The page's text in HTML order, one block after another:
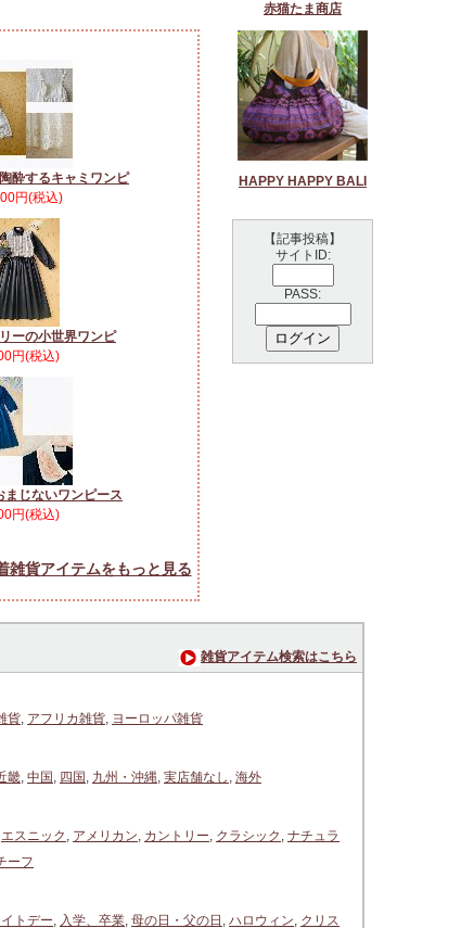
酔するキャミワンピ
円(税込)
ーの小世界ワンピ
円(税込)
まじないワンピース
円(税込)
雑貨アイテムをもっと見る
赤猫たま商店
HAPPY HAPPY BALI
【記事投稿】
サイトID:
PASS:
雑貨アイテム検索はこちら
貨, アフリカ雑貨, ヨーロッパ雑貨
畿, 中国 , 四国 , 九州・沖縄, 実店舗なし , 海外
エスニック , アメリカン, カントリー, クラシック , ナチュラ
ーフ
トデー, 入学、卒業, 母の日・父の日 , ハロウィン, クリス